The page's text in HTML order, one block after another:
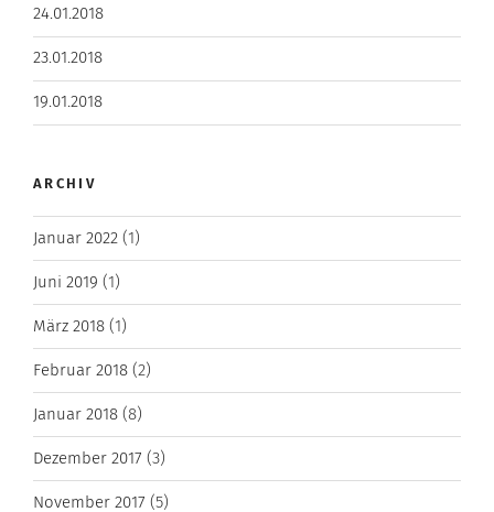
24.01.2018
23.01.2018
19.01.2018
ARCHIV
Januar 2022 (1)
Juni 2019 (1)
März 2018 (1)
Februar 2018 (2)
Januar 2018 (8)
Dezember 2017 (3)
November 2017 (5)